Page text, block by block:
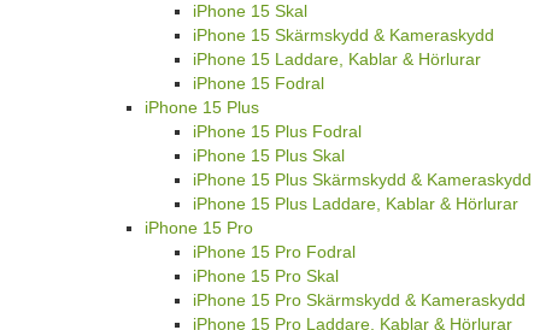
iPhone 15 Skal
iPhone 15 Skärmskydd & Kameraskydd
iPhone 15 Laddare, Kablar & Hörlurar
iPhone 15 Fodral
iPhone 15 Plus
iPhone 15 Plus Fodral
iPhone 15 Plus Skal
iPhone 15 Plus Skärmskydd & Kameraskydd
iPhone 15 Plus Laddare, Kablar & Hörlurar
iPhone 15 Pro
iPhone 15 Pro Fodral
iPhone 15 Pro Skal
iPhone 15 Pro Skärmskydd & Kameraskydd
iPhone 15 Pro Laddare, Kablar & Hörlurar